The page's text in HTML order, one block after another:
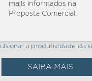
mails informados na
Proposta Comercial.
e Desempenho
espaço em ambientes
Intel® de 12ª e 13ª
Intel® Hyper-Threading,
menos espaço.
a produtividade da
SAIBA MAIS